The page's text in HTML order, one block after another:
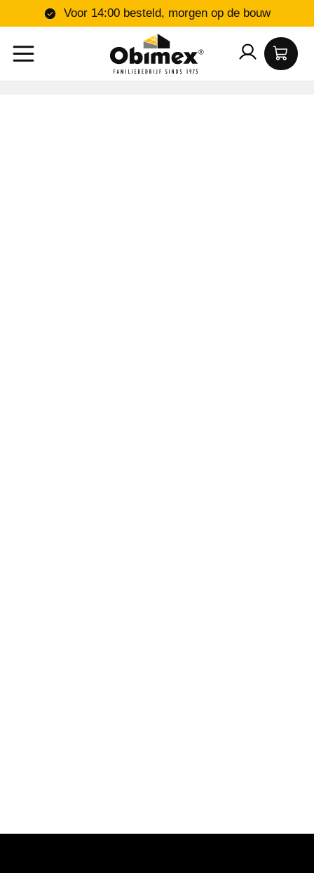
Voor 14:00 besteld, morgen op de bouw